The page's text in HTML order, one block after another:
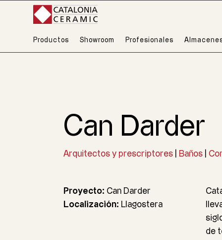
Productos Showroom Profesionales
Can Darder
Arquitectos y prescriptores| Baños|
Proyecto: Can Darder
Localización: Llagostera
de